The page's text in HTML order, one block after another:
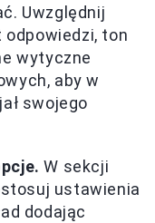
Uwzględnij
ton
wytyczne
aby w
swojego
W sekcji
ustawienia
dodając